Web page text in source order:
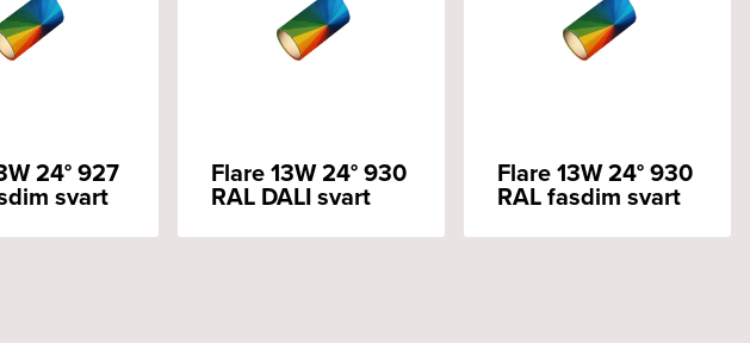
24° 927
svart
Flare 13W 24° 930
RAL DALI svart
Flare 13W 24° 930
RAL fasdim svart